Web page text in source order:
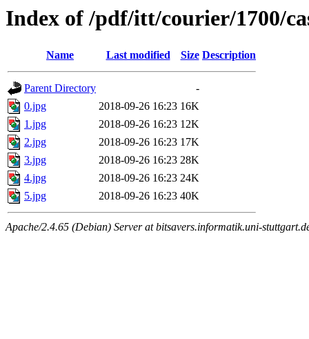
Index of /pdf/itt/courier/1700/
Name Last modified Size Description
Parent Directory
-
0.jpg
2018-09-26 16:23 16K
1.jpg
2018-09-26 16:23 12K
2.jpg
2018-09-26 16:23 17K
3.jpg
2018-09-26 16:23 28K
4.jpg
2018-09-26 16:23 24K
5.jpg
2018-09-26 16:23 40K
Apache/2.4.65 (Debian) Server at bitsavers.informatik.uni-